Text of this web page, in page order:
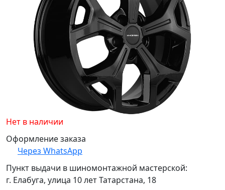
Нет в наличии
Оформление заказа
Через WhatsApp
Пункт выдачи в шиномонтажной мастерской:
г. Елабуга, улица 10 лет Татарстана, 18